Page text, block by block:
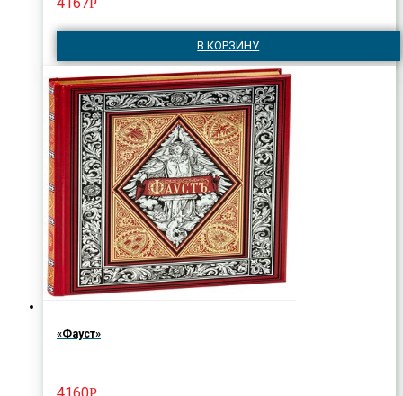
В КОРЗИНУ
«Фауст»
4160Р